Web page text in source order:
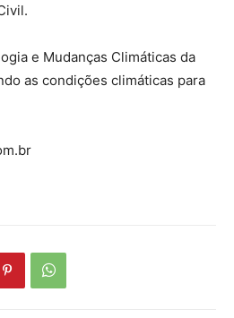
e Mudanças Climáticas da
as condições climáticas para